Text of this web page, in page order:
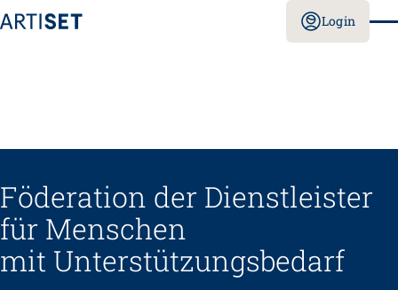
Login
Föderation der Dienstleister
für Menschen
mit Unterstützungs­bedarf